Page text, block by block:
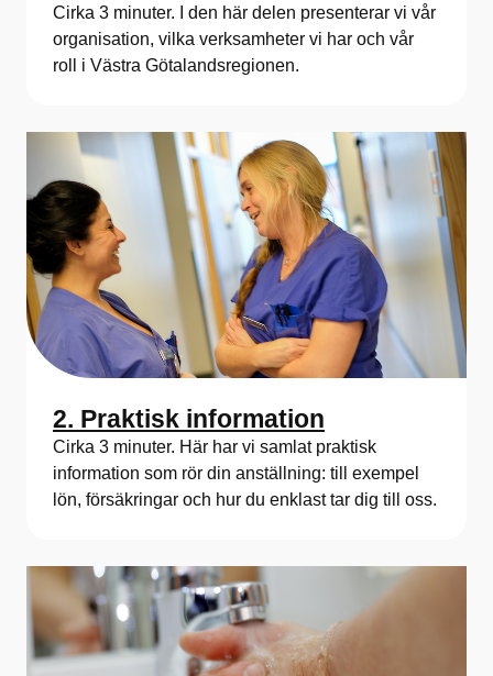
Cirka 3 minuter. I den här delen presenterar vi vår
organisation, vilka verksamheter vi har och vår
roll i Västra Götalandsregionen.
2. Praktisk information
Cirka 3 minuter. Här har vi samlat praktisk
information som rör din anställning: till exempel
lön, försäkringar och hur du enklast tar dig till oss.